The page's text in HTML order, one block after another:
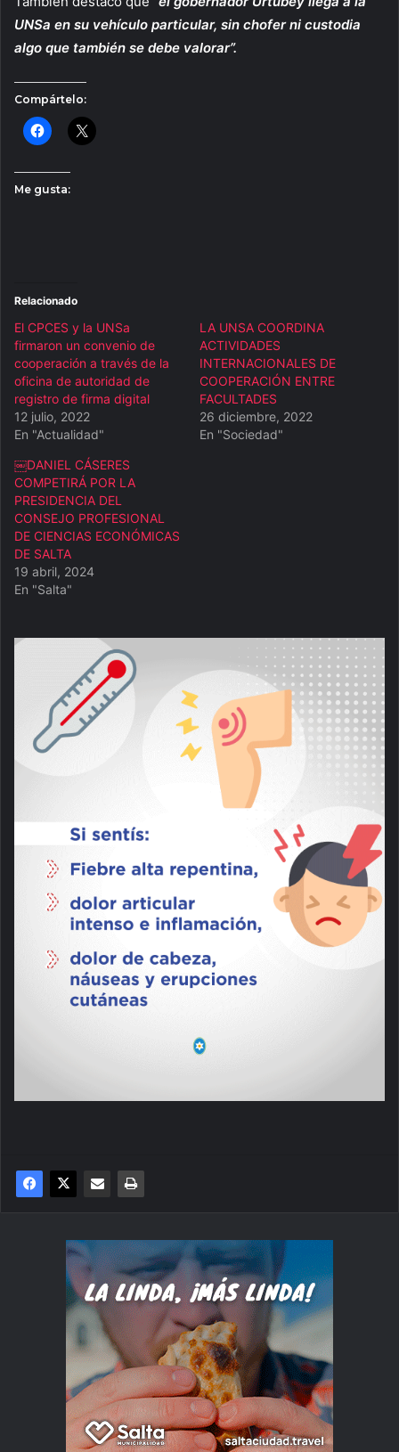
UNSa en su vehículo particular, sin chofer ni custodia
algo que también se debe valorar”.
Compártelo:
Me gusta:
Relacionado
El CPCES y la UNSa
firmaron un convenio de
cooperación a través de la
oficina de autoridad de
registro de firma digital
12 julio, 2022
En "Actualidad"
LA UNSA COORDINA
ACTIVIDADES
INTERNACIONALES DE
COOPERACIÓN ENTRE
FACULTADES
26 diciembre, 2022
En "Sociedad"
￼DANIEL CÁSERES
COMPETIRÁ POR LA
PRESIDENCIA DEL
CONSEJO PROFESIONAL
DE CIENCIAS ECONÓMICAS
DE SALTA
19 abril, 2024
En "Salta"